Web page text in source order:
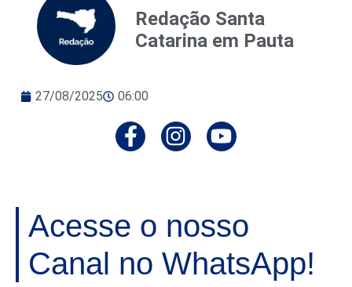
Redação Santa
Catarina em Pauta
27/08/2025 06:00
Acesse o nosso
Canal no WhatsApp!